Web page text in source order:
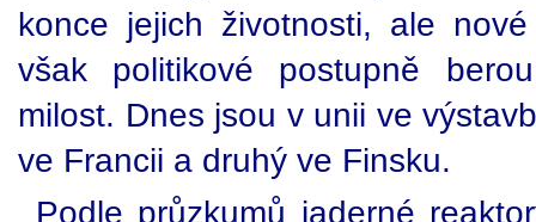
konce jejich životnosti, ale
však politikové postupně
milost. Dnes jsou v unii ve
ve Francii a druhý ve Finsku.
Podle průzkumů jaderné